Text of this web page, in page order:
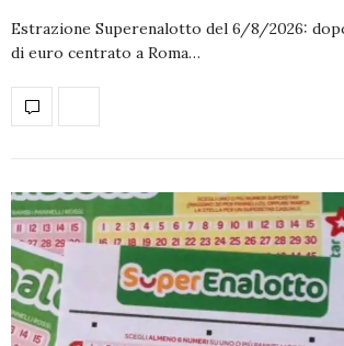
Estrazione Superenalotto del 6/8/2026:
di euro centrato a Roma…